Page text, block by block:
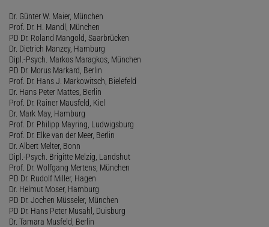
Dr. Günter W. Maier, München
Prof. Dr. H. Mandl, München
PD Dr. Roland Mangold, Saarbrücken
Dr. Dietrich Manzey, Hamburg
Dipl.-Psych. Markos Maragkos, München
PD Dr. Morus Markard, Berlin
Prof. Dr. Hans J. Markowitsch, Bielefeld
Dr. Hans Peter Mattes, Berlin
Prof. Dr. Rainer Mausfeld, Kiel
Dr. Mark May, Hamburg
Prof. Dr. Philipp Mayring, Ludwigsburg
Prof. Dr. Elke van der Meer, Berlin
Dr. Albert Melter, Bonn
Dipl.-Psych. Brigitte Melzig, Landshut
Prof. Dr. Wolfgang Mertens, München
PD Dr. Rudolf Miller, Hagen
Dr. Helmut Moser, Hamburg
PD Dr. Jochen Müsseler, München
PD Dr. Hans Peter Musahl, Duisburg
Dr. Tamara Musfeld, Berlin